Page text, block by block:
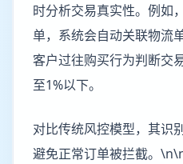
时分析交易真实性。例如
单，系统会自动关联物流
客户过往购买行为判断交
至1%以下。
对比传统风控模型，其识
避免正常订单被拦截。